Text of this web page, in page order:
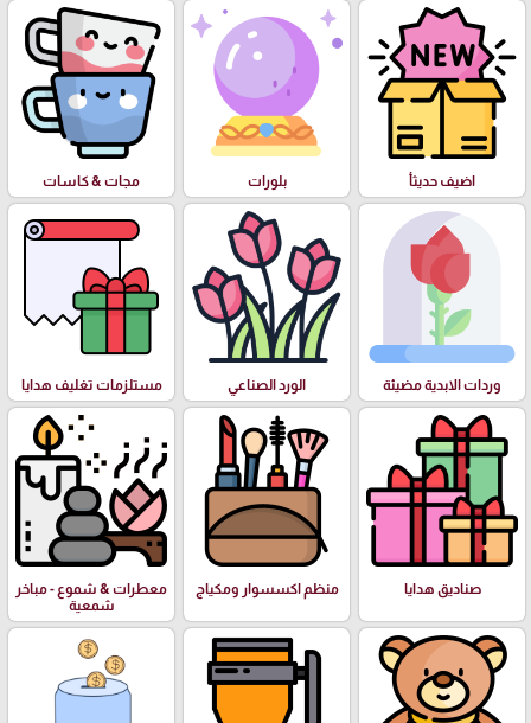
اضيف حديثأ بلورات مجات & كاسات
وردات الابدية مضيئة الورد الصناعي مستلزمات تغليف هدايا
صناديق هدايا منظم اكسسوار ومكياج
معطرات & شموع - مباخر
شمعية